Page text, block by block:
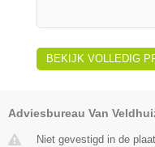
BEKIJK VOLLEDIG
Adviesbureau Van
Niet gevestigd in de